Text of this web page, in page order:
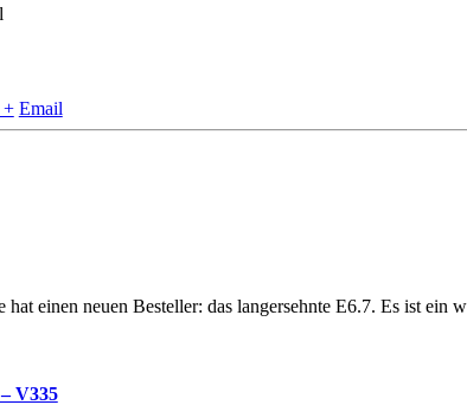
+ Email
einen neuen Besteller: das langersehnte E6.7. Es ist ein
V335